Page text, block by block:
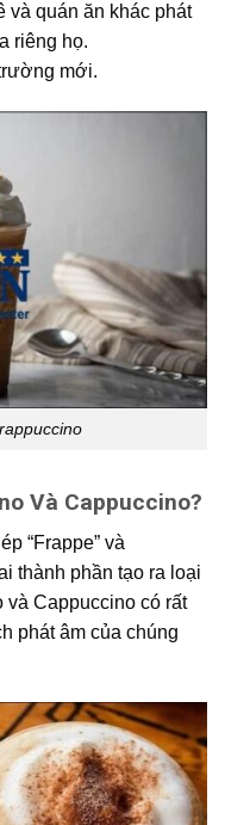
và quán ăn khác phát
riêng họ.
mới.
Và Cappuccino?
“Frappe” và
thành phần tạo ra loại
và Cappuccino có rất
phát âm của chúng